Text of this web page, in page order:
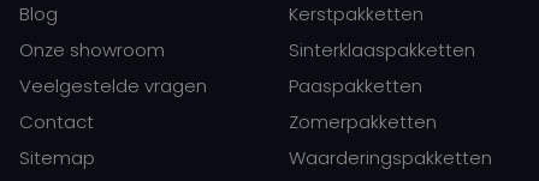
Blog
Onze showroom
Veelgestelde vragen
Contact
Sitemap
Kerstpakketten
Sinterklaaspakketten
Paaspakketten
Zomerpakketten
Waarderingspakketten